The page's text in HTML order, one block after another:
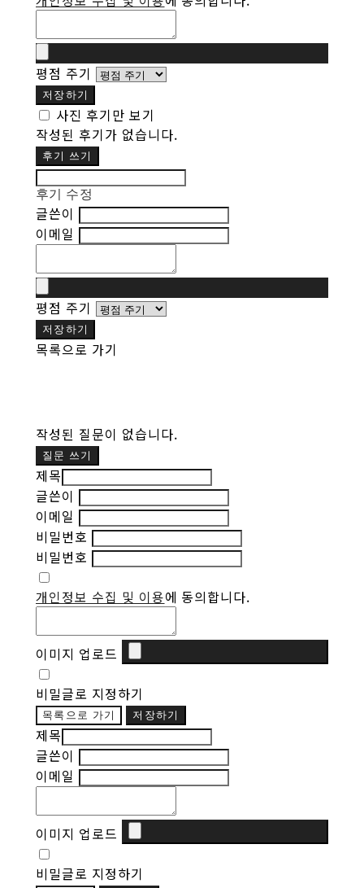
평점 주기
저장하기
사진 후기만 보기
작성된 후기가 없습니다.
후기 쓰기
후기 수정
글쓴이
이메일
평점 주기
저장하기
목록으로 가기
작성된 질문이 없습니다.
질문 쓰기
제목
글쓴이
이메일
비밀번호
비밀번호
개인정보 수집 및 이용에 동의합니다.
이미지 업로드
비밀글로 지정하기
목록으로 가기 저장하기
제목
글쓴이
이메일
이미지 업로드
비밀글로 지정하기